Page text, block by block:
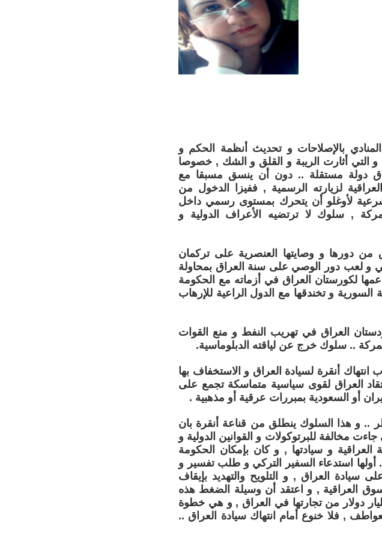
بالإصلاحات و تحديث أنظمة الحكم و
و التي أثارت الريبة و القلق و الشك , خصوصا
دولة مستقلة .. دون أن ينسق مسبقا مع
لزيارته الرسمية , ففيزا الدخول من
لأوغلو أن يتحرك بمستوى رسمي داخل
, سلوك لا ترتضيه الأعراف الدولية و
من دورها و وصايتها العنصرية على تركمان
و لعب دور الوصي على سنة العراق بمحاولة
لكورستان العراق في أزماته مع الحكومة
السورية و تخندقها مع الدول الراعية للإرهاب
العراق في تهريب النفط و منع القوات
.. سلوك خرج عن لياقته الدبلوماسية.
أنقرة لسيادة العراق و الاستخفاف بها
العراق لقوى سياسية متماسكة تجمع على
أو السعودية بمبررات عرقية أو مذهبية .
.. و هذا السلوك ينطلق من قناعة أنقرة بان
مخالفة للبرتوكولات و القوانين الدولية و
و سيادتها , و كان بإمكان الحكومة
أولها استدعاء السفير التركي و طلب تفسير و
سيادة العراق , و التلويح والتهديد بإيقاف
العراقية , و اعتقد أن وسيلة الضغط هذه
جدا كون اقتصاد تركيا سيتأثر بفقدان 30 مليار دولار من تجارتها في العراق , و هي خطوة
, فلا خنوع أمام انتهاك سيادة العراق ..